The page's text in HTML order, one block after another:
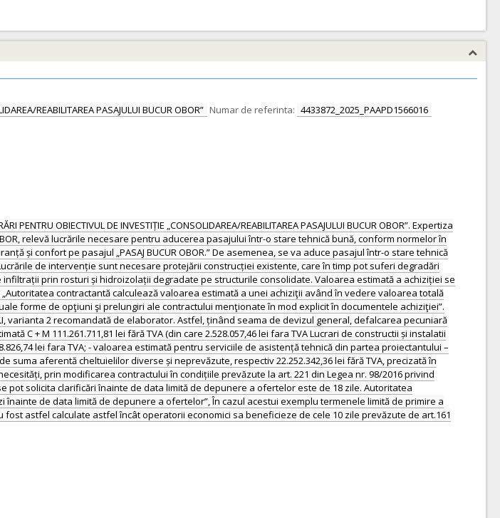
REABILITAREA PASAJULUI BUCUR OBOR” Numar de referinta: 4433872_2025_PAAPD1566016
OBIECTIVUL DE INVESTIȚIE „CONSOLIDAREA/REABILITAREA PASAJULUI BUCUR OBOR”. Expertiza
relevă lucrările necesare pentru aducerea pasajului într-o stare tehnică bună, conform normelor în
și confort pe pasajul „PASAJ BUCUR OBOR.” De asemenea, se va aduce pasajul într-o stare tehnică
de intervenție sunt necesare protejării construcției existente, care în timp pot suferi degradări
prin rosturi și hidroizolații degradate pe structurile consolidate. Valoarea estimată a achiziției se
contractantă calculează valoarea estimată a unei achiziţii având în vedere valoarea totală
forme de opţiuni şi prelungiri ale contractului menţionate în mod explicit în documentele achiziţiei”.
varianta 2 recomandată de elaborator. Astfel, ținând seama de devizul general, defalcarea pecuniară
C + M 111.261.711,81 lei fără TVA (din care 2.528.057,46 lei fara TVA Lucrari de constructii și instalatii
lei fara TVA; - valoarea estimată pentru serviciile de asistență tehnică din partea proiectantului –
suma aferentă cheltuielilor diverse și neprevăzute, respectiv 22.252.342,36 lei fără TVA, precizată în
prin modificarea contractului în condițiile prevăzute la art. 221 din Legea nr. 98/2016 privind
pot solicita clarificări înainte de data limită de depunere a ofertelor este de 18 zile. Autoritatea
de data limită de depunere a ofertelor”, În cazul acestui exemplu termenele limită de primire a
astfel calculate astfel încât operatorii economici sa beneficieze de cele 10 zile prevăzute de art.161